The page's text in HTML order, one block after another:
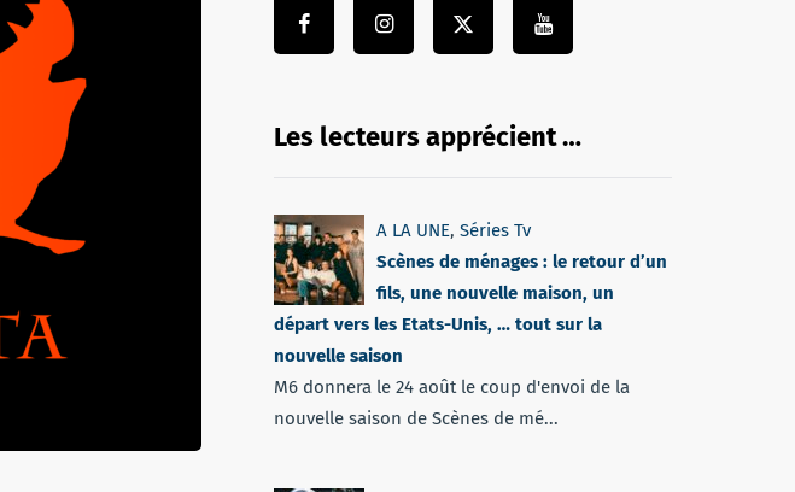
Les lecteurs apprécient …
A LA UNE, Séries Tv
Scènes de ménages : le retour d’un
fils, une nouvelle maison, un
départ vers les Etats-Unis, … tout sur la
nouvelle saison
M6 donnera le 24 août le coup d'envoi de la
nouvelle saison de Scènes de mé...